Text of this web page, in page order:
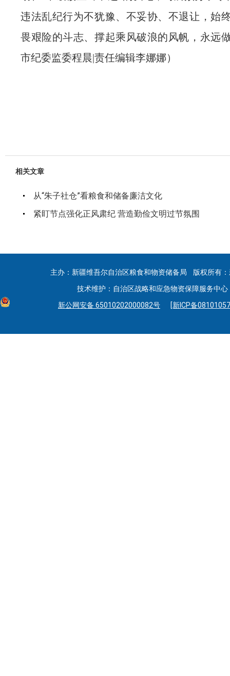
违法乱纪行为不犹豫、不妥协、不退让，始
畏艰险的斗志、撑起乘风破浪的风帆，永远
市纪委监委程晨|责任编辑李娜娜）
相关文章
从“朱子社仓”看粮食和储备廉洁文化
紧盯节点强化正风肃纪 营造勤俭文明过节氛围
主办：新疆维吾尔自治区粮食和物资储备局 版权所有
技术维护：自治区战略和应急物资保障服务中
新公网安备 65010202000082号
[新ICP备